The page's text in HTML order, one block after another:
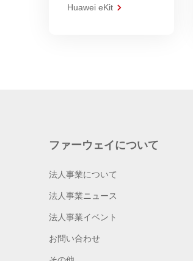
Huawei eKit
ファーウェイについて
法人事業について
法人事業ニュース
法人事業イベント
お問い合わせ